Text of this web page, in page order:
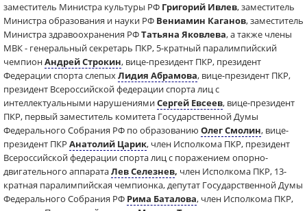
заместитель Министра культуры РФ Григорий Ивлев, заместитель
Министра образования и науки РФ Вениамин Каганов, заместитель
Министра здравоохранения РФТатьяна Яковлева, а также члены
МВК - генеральный секретарь ПКР, 5-кратный паралимпийский
чемпионАндрей Строкин, вице-президент ПКР, президент
Федерации спорта слепыхЛидия Абрамова, вице-президент ПКР,
президент Всероссийской федерации спорта лиц с
интеллектуальными нарушениямиСергей Евсеев, вице-президент
ПКР, первый заместитель комитета Государственной Думы
Федерального Собрания РФ по образованию Олег Смолин, вице-
президент ПКР Анатолий Царик, член Исполкома ПКР, президент
Всероссийской федерации спорта лиц с поражением опорно-
двигательного аппаратаЛев Селезнев, член Исполкома ПКР, 13-
кратная паралимпийская чемпионка, депутат Государственной Думы
Федерального Собрания РФ Рима Баталова, член Исполкома ПКР,